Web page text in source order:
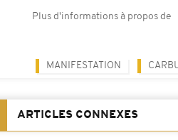
Plus d'informations à propos de
MANIFESTATION
ARTICLES CONNEXES